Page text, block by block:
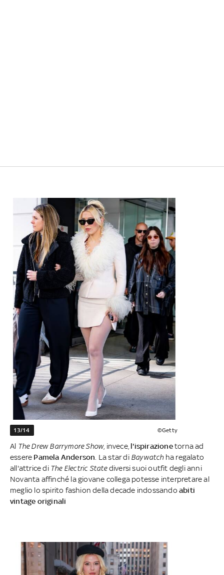
13/14 ©Getty
Al The Drew Barrymore Show, invece, l'ispirazionetorna ad
essere Pamela Anderson. La star di Baywatchha regalato
all'attrice di The Electric Statediversi suoi outfit degli anni
Novanta affinché la giovane collega potesse interpretare al
meglio lo spirito fashion della decade indossandoabiti
vintage originali